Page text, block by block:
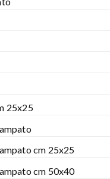
25x25
cm 25x25
cm 50x40